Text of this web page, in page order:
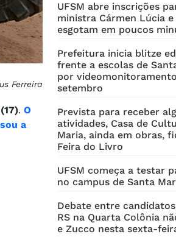
Ferreira
. O
a
UFSM abre inscrições
ministra Cármen Lúcia e
esgotam em poucos
Prefeitura inicia blitze
frente a escolas de
por
setembro
Prevista para receber
atividades, Casa de
Maria, ainda em obras,
Feira do Livro
UFSM começa a testar
no campus de Santa
Debate entre
RS na Quarta Colônia
e Zucco nesta sexta-